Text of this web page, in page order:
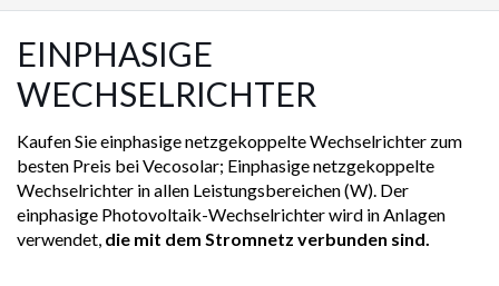
EINPHASIGE
WECHSELRICHTER
Kaufen Sie einphasige netzgekoppelte Wechselrichter zum
besten Preis bei Vecosolar; Einphasige netzgekoppelte
Wechselrichter in allen Leistungsbereichen (W). Der
einphasige Photovoltaik-Wechselrichter wird in Anlagen
verwendet, die mit dem Stromnetz verbunden sind.